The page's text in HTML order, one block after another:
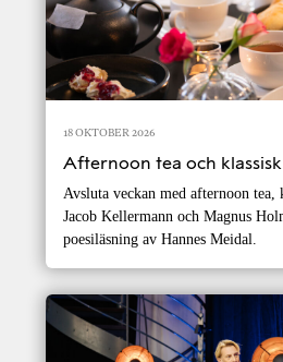
18 OKTOBER 2026
Afternoon tea och
Avsluta veckan med afternoon tea,
Jacob Kellermann och Magnus
poesiläsning av Hannes Meidal.